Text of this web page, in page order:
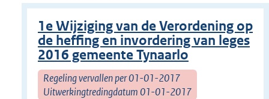
1e Wijziging van de Verordening op
de heffing en invordering van leges
2016 gemeente Tynaarlo
Regeling vervallen per 01-01-2017
Uitwerkingtredingdatum 01-01-2017